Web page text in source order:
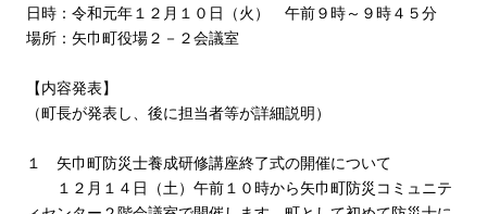
日時：令和元年１２月１０日（火） 午前９時～９時４５分
場所：矢巾町役場２－２会議室
【内容発表】
（町長が発表し、後に担当者等が詳細説明）
１ 矢巾町防災士養成研修講座終了式の開催について
１２月１４日（土）午前１０時から矢巾町防災コミュニテ